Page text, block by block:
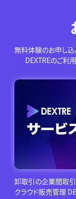
無料体験のお申し込
DEXTREのご利
卸取引の企業間取引
クラウド販売管理